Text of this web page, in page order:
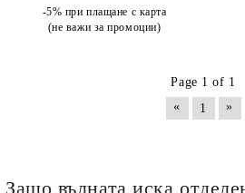
-5% при плащане с карта
(не важи за промоции)
Page 1 of 1
«
1 »
Защо вълната иска